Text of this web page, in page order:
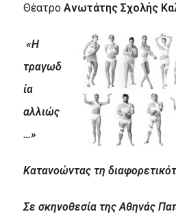
ΘέατροΑνωτάτης Σχολής
«Η
τραγωδ
ία
αλλιώς
…»
Κατανοώντας τη
Σε σκηνοθεσία της Αθηνάς